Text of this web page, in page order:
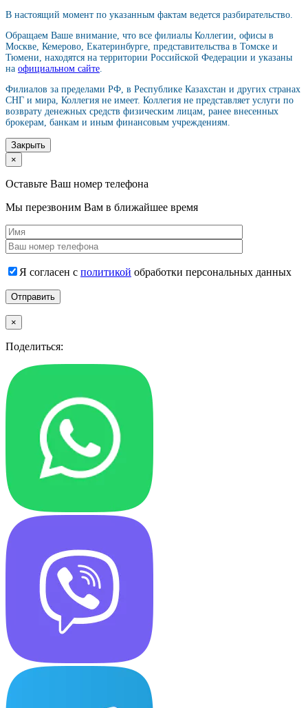
В настоящий момент по указанным фактам ведется разбирательство.
Обращаем Ваше внимание, что все филиалы Коллегии, офисы в
Москве, Кемерово, Екатеринбурге, представительства в Томске и
Тюмени, находятся на территории Российской Федерации и указаны
на официальном сайте
Филиалов за пределами РФ, в Республике Казахстан и других странах
СНГ и мира, Коллегия не имеет. Коллегия не представляет услуги по
возврату денежных средств физическим лицам, ранее внесенных
брокерам, банкам и иным финансовым учреждениям.
Закрыть
×
Оставьте Ваш номер телефона
Мы перезвоним Вам в ближайшее время
Я согласен с политикой обработки персональных данных
×
Поделиться: